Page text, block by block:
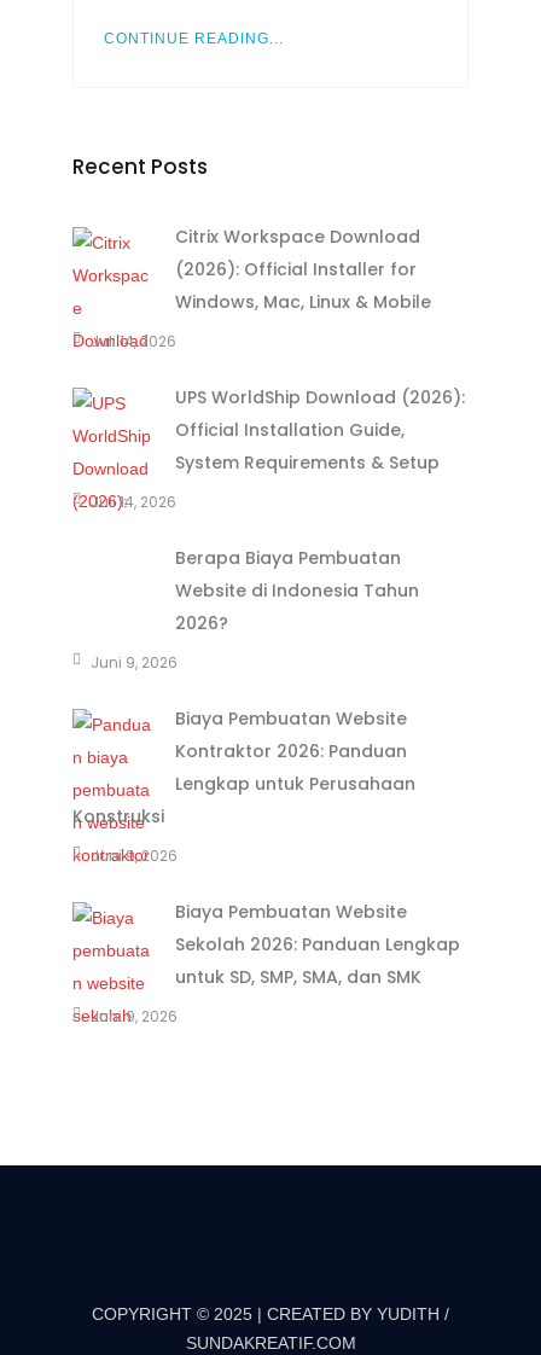
CONTINUE READING...
Recent Posts
Citrix Workspace Download
(2026): Official Installer for
Windows, Mac, Linux & Mobile
Juli 14, 2026
UPS WorldShip Download (2026):
Official Installation Guide,
System Requirements & Setup
Juli 14, 2026
Berapa Biaya Pembuatan
Website di Indonesia Tahun
2026?
Juni 9, 2026
Biaya Pembuatan Website
Kontraktor 2026: Panduan
Lengkap untuk Perusahaan
Konstruksi
Juni 9, 2026
Biaya Pembuatan Website
Sekolah 2026: Panduan Lengkap
untuk SD, SMP, SMA, dan SMK
Juni 9, 2026
COPYRIGHT © 2025 | CREATED BY YUDITH /
SUNDAKREATIF.COM